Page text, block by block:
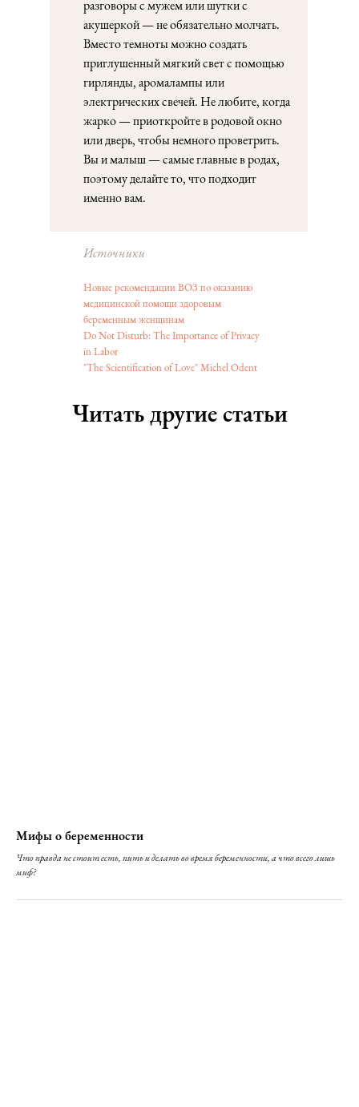
разговоры с мужем или шутки с
акушеркой — не обязательно молчать.
Вместо темноты можно создать
приглушенный мягкий свет с помощью
гирлянды, аромалампы или
электрических свечей. Не любите, когда
жарко — приоткройте в родовой окно
или дверь, чтобы немного проветрить.
Вы и малыш — самые главные в родах,
поэтому делайте то, что подходит
именно вам.
Новые рекомендации ВОЗ по оказанию
медицинской помощи здоровым
беременным женщинам
Do Not Disturb: The Importance of Privacy
in Labor
"The Scientification of Love" Michel Odent
Источники
Читать другие статьи
Мифы о беременности
Что правда не стоит есть, пить и делать во время беременности, а что всего лишь
миф?